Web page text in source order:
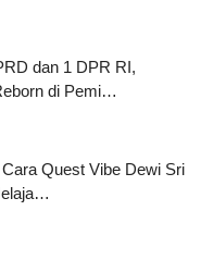
dan 1 DPR RI,
di Pemi…
Quest Vibe Dewi Sri